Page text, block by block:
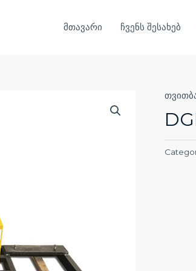
მთავარი ჩვენს შესახებ